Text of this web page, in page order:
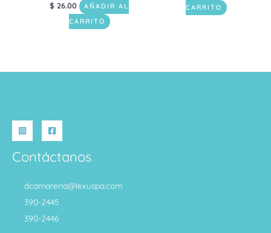
$ 26.00
AÑADIR AL
CARRITO
CARRITO
Contáctanos
dcamarena@lexuspa.com
390-2445
390-2446